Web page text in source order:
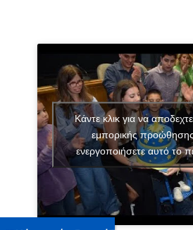
Κάντε κλικ για να
εμπορικής
ενεργοποιήσετε αυτό το